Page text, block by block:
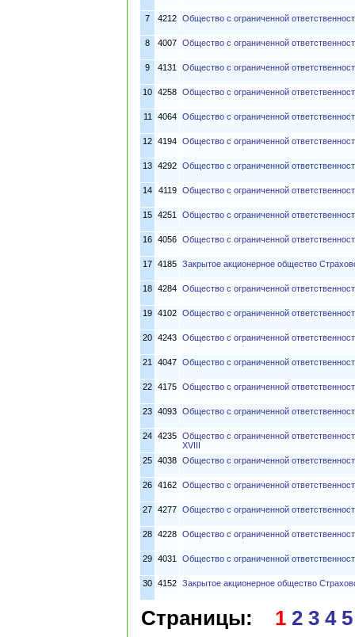
7 4212 Общество с ограниченной
8 4007 Общество с ограниченной
9 4131 Общество с ограниченной
10 4258 Общество с ограниченной
11 4064 Общество с ограниченной
12 4194 Общество с ограниченной
13 4292 Общество с ограниченной
14 4119 Общество с ограниченной
15 4251 Общество с ограниченной
16 4056 Общество с ограниченной
17 4185 Закрытое акционерное общество
18 4284 Общество с ограниченной
19 4102 Общество с ограниченной
20 4243 Общество с ограниченной
21 4047 Общество с ограниченной
22 4175 Общество с ограниченной
23 4093 Общество с ограниченной
24 4235 Общество с ограниченной
XVIII
25 4038 Общество с ограниченной
26 4162 Общество с ограниченной
27 4277 Общество с ограниченной
28 4228 Общество с ограниченной
29 4031 Общество с ограниченной
30 4152 Закрытое акционерное общество
Страницы: 1 2 3 4 5